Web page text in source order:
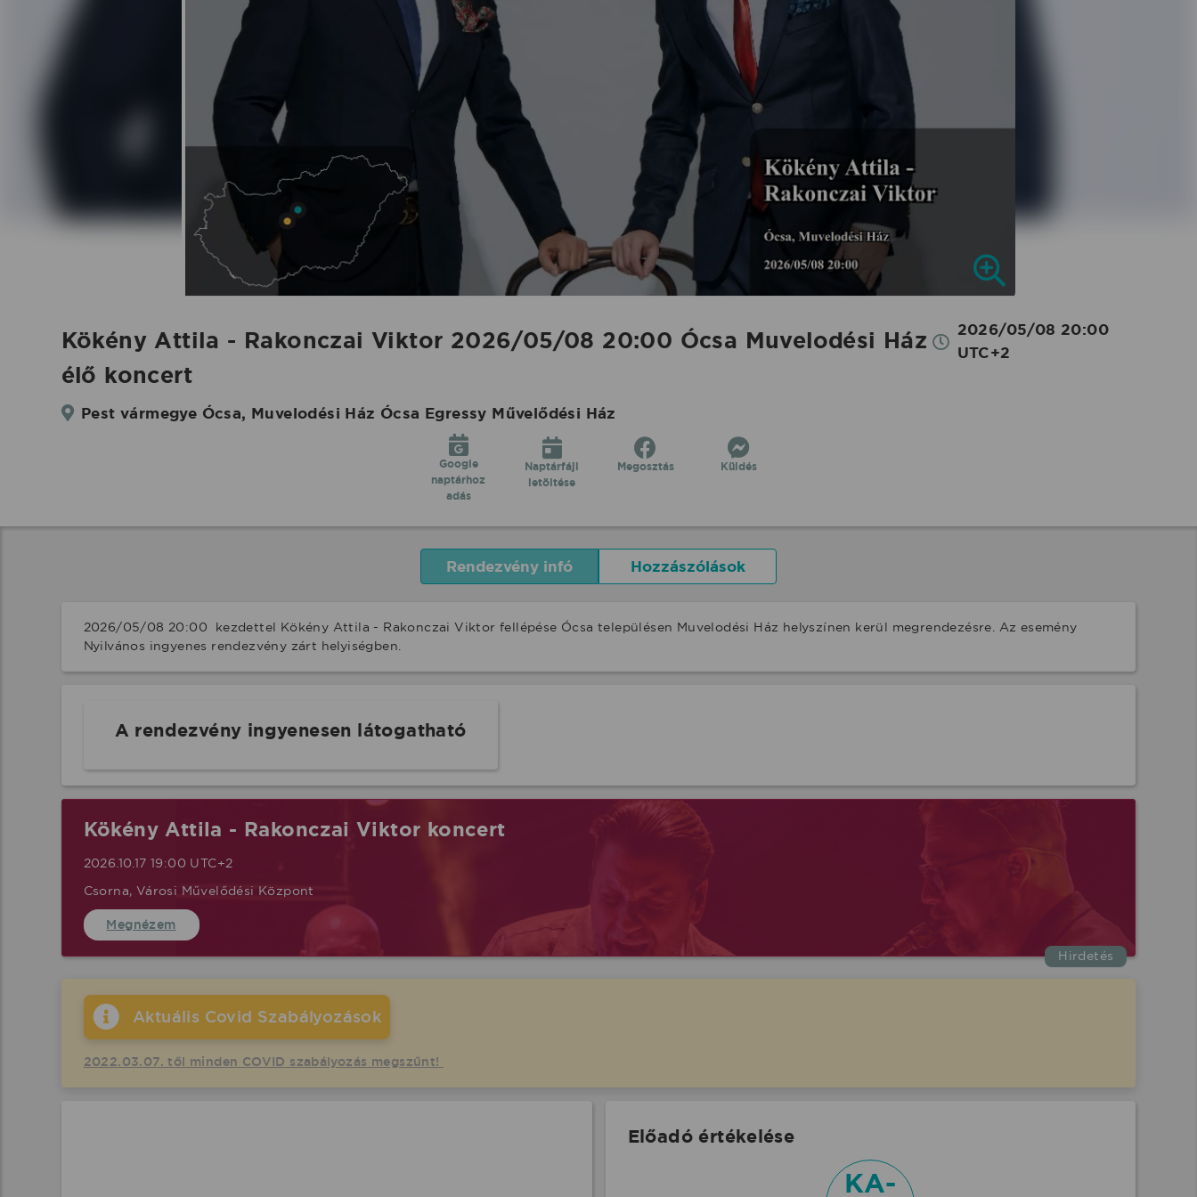
Ház
élő
2026.05.08.
Koncertbooking
Kökény Attila - Rakonczai Viktor 2026/05/08 20:00 Ócsa Muvelodési Ház
élő koncert
2026/05/08 20:00
UTC+2
Pest vármegye Ócsa, Muvelodési Ház Ócsa Egressy Művelődési Ház
Google
naptárhoz
adás
Naptárfájl
letöltése
Megosztás Küldés
Rendezvény infó Hozzászólások
2026/05/08 20:00  kezdettel Kökény Attila - Rakonczai Viktor fellépése Ócsa településen Muvelodési Ház helyszínen kerül megrendezésre. Az esemény
Nyilvános ingyenes rendezvény zárt helyiségben.
A rendezvény ingyenesen látogatható
Hirdetés
Kökény Attila - Rakonczai Viktor koncert
2026.10.17 19:00 UTC+2
Csorna, Városi Művelődési Központ
Megnézem
Aktuális Covid Szabályozások
2022.03.07. től minden COVID szabályozás megszűnt!
Előadó értékelése
KA-